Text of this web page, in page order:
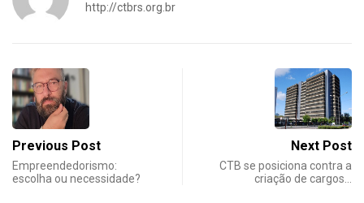
http://ctbrs.org.br
Previous Post
Empreendedorismo:
escolha ou necessidade?
Next Post
CTB se posiciona contra a
criação de cargos…